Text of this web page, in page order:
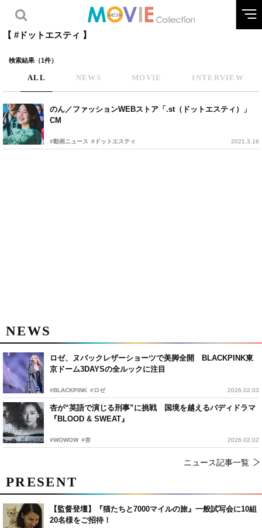
【 #ドットエスティ 】
検索結果（1件）
ALL NEWS MOVIE INTERVIEW
のん／ファッションWEBストア「.st（ドットエスティ）」
CM
#動画ニュース #ドットエスティ 2021.3.16
NEWS
ロゼ、ヌバックレザーショーツで美脚全開 BLACKPINK東
京ドーム3DAYSの全ルックに注目
#BLACKPINK #ロゼ 2026.02.03
杏が“英語で演じる刑事”に挑戦 国境を越えるバディドラマ
『BLOOD & SWEAT』
#WOWOW #杏 2026.02.02
ニュース記事一覧
PRESENT
【監督登壇】『猫たちと7000マイルの旅』一般試写会に10組
20名様をご招待！